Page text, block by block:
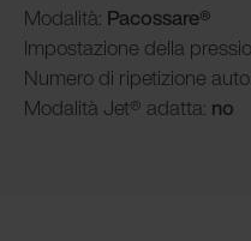
Modalità: Pacossare®
Impostazione della
Numero di ripetizione
Modalità Jet® adatta: no